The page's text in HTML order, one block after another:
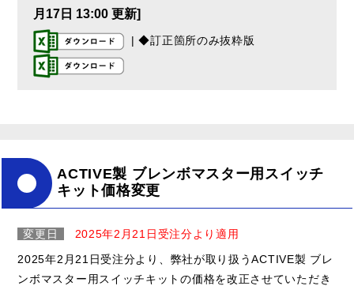
月17日 13:00 更新]
| ◆訂正箇所のみ抜粋版
ACTIVE製 ブレンボマスター用スイッチ
キット価格変更
変更日
2025年2月21日受注分より適用
2025年2月21日受注分より、弊社が取り扱うACTIVE製 ブレ
ンボマスター用スイッチキットの価格を改正させていただき